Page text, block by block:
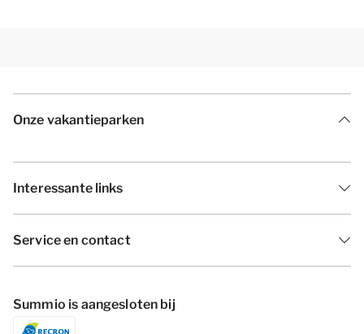
Onze vakantieparken
Interessante links
Service en contact
Summio is aangesloten bij